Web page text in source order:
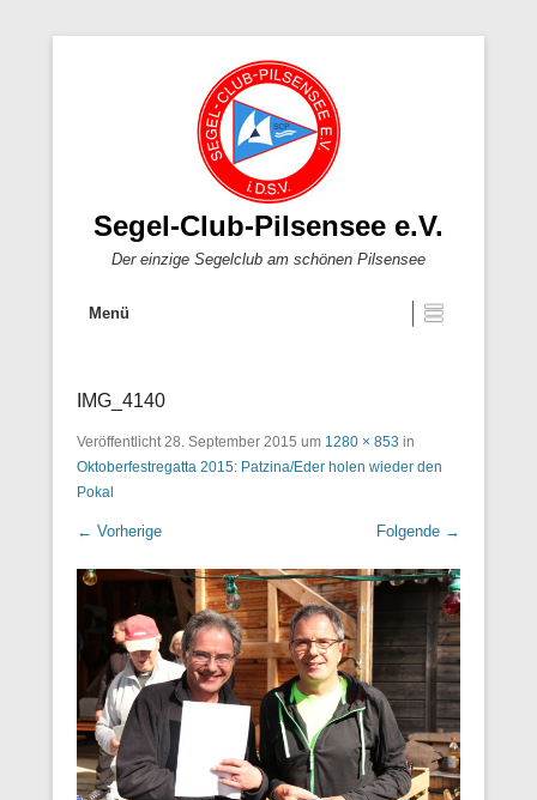
Segel-Club-Pilsensee e.V.
Der einzige Segelclub am schönen Pilsensee
Menü
IMG_4140
Veröffentlicht28. September 2015 um 1280 × 853 in
Oktoberfestregatta 2015: Patzina/Eder holen wieder den
Pokal
← Vorherige Folgende →